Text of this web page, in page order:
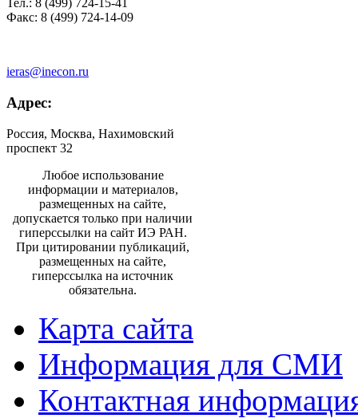
Тел.: 8 (499) 724-15-41
Факс: 8 (499) 724-14-09
ieras@inecon.ru
Адрес:
Россия, Москва, Нахимовский
проспект 32
Любое использование
информации и материалов,
размещенных на сайте,
допускается только при наличии
гиперссылки на сайт ИЭ РАН.
При цитировании публикаций,
размещенных на сайте,
гиперссылка на источник
обязательна.
Карта сайта
Информация для СМИ
Контактная